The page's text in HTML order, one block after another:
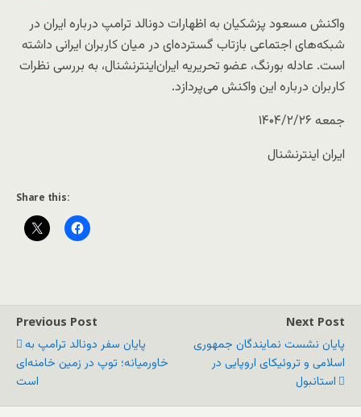
واکنش مسعود پزشکیان به اظهارات دونالد ترامپ درباره ایران در
شبکه‌های اجتماعی بازتاب گسترده‌ای در میان کاربران ایرانی داشته
است. عادله بورنگ، عضو تحریریه ایران‌اینترنشنال، به بررسی نظرات
کاربران درباره این واکنش می‌پردازد.
جمعه ۱۴۰۴/۲/۲۶
ایران اینترنشنال
Share this:
Previous Post
پایان سفر دونالد ترامپ به
خاورمیانه؛ توپ در زمین خامنه‌ای
است
Next Post
پایان نشست نمایندگان جمهوری
اسلامی و تروئیکای اروپایی در
استانبول